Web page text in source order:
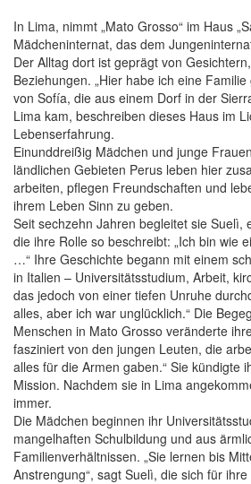
In Lima, nimmt „Mato Grosso“ im Haus
Mädcheninternat, das dem
Der Alltag dort ist geprägt von
Beziehungen. „Hier habe ich eine
von Sofía, die aus einem Dorf in der
Lima kam, beschreiben dieses Haus im
Lebenserfahrung.
Einunddreißig Mädchen und junge
ländlichen Gebieten Perus leben hier
arbeiten, pflegen Freundschaften und
ihrem Leben Sinn zu geben.
Seit sechzehn Jahren begleitet sie Suelì,
die ihre Rolle so beschreibt: „Ich bin wie
…“ Ihre Geschichte begann mit einem
in Italien – Universitätsstudium, Arbeit,
das jedoch von einer tiefen Unruhe
alles, aber ich war unglücklich.“ Die
Menschen in Mato Grosso veränderte
fasziniert von den jungen Leuten, die
alles für die Armen gaben.“ Sie kündigte
Mission. Nachdem sie in Lima
immer.
Die Mädchen beginnen ihr
mangelhaften Schulbildung und aus
Familienverhältnissen. „Sie lernen bis
Anstrengung“, sagt Suelì, die sich für